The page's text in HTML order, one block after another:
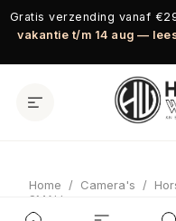
Ga naar inhoud
Gratis verzending vanaf
vakantie t/m 14 aug —
Home / Camera's /
SMALL